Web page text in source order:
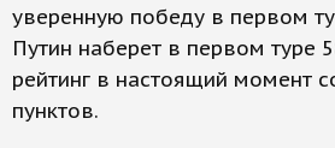
уверенную победу в первом
Путин наберет в первом туре
рейтинг в настоящий момент
пунктов.